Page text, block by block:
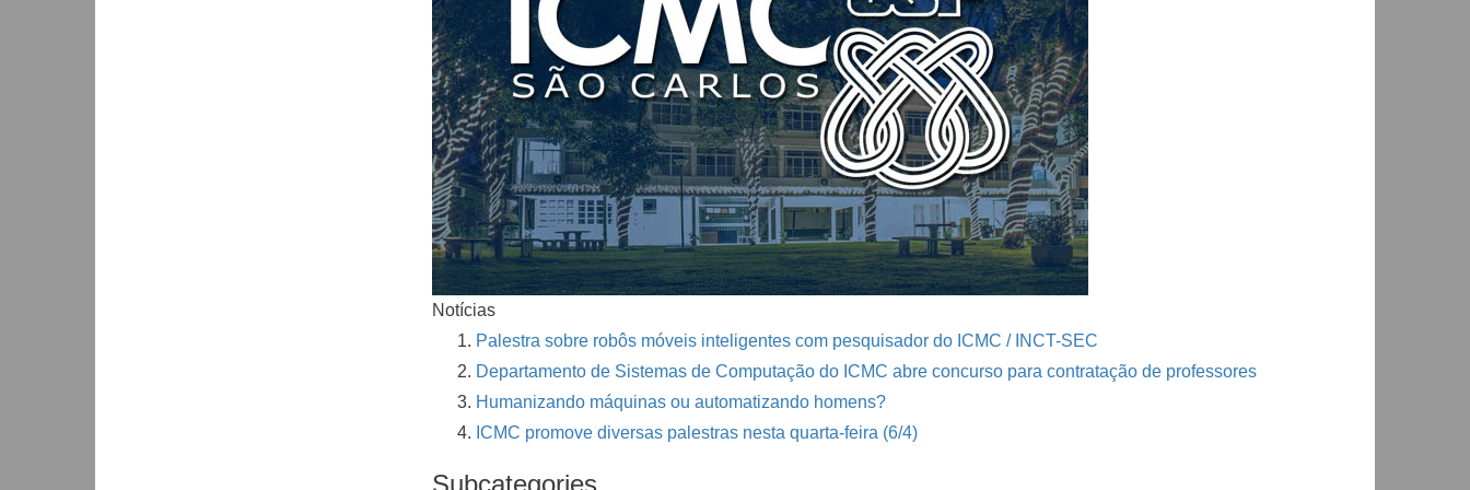
Notícias
Palestra sobre robôs móveis inteligentes com pesquisador do ICMC / INCT-SEC
Departamento de Sistemas de Computação do ICMC abre concurso para contratação de professores
Humanizando máquinas ou automatizando homens?
ICMC promove diversas palestras nesta quarta-feira (6/4)
Subcategories